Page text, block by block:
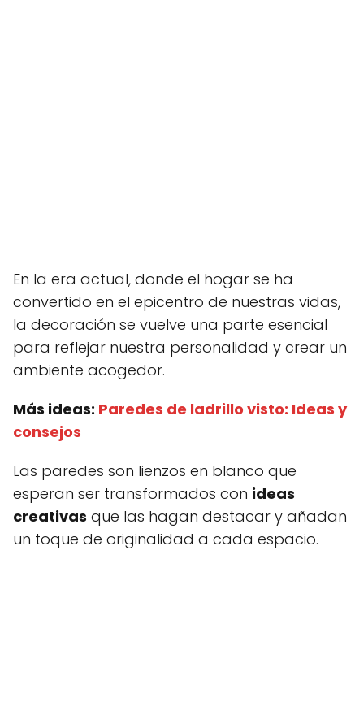
En la era actual, donde el hogar se ha
convertido en el epicentro de nuestras vidas,
la decoración se vuelve una parte esencial
para reflejar nuestra personalidad y crear un
ambiente acogedor.
Más ideas: Paredes de ladrillo visto: Ideas y
consejos
Las paredes son lienzos en blanco que
esperan ser transformados con ideas
creativas que las hagan destacar y añadan
un toque de originalidad a cada espacio.